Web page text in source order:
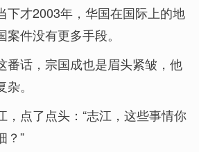
下才2003年，华国在国际上的地
件没有更多手段。
番话，宗国成也是眉头紧皱，他
。
，点了点头：“志江，这些事情你
？”